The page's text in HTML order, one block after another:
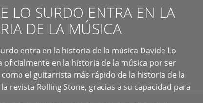
LO SURDO ENTRA EN LA
DE LA MÚSICA
entra en la historia de la música Davide Lo
oficialmente en la historia de la música por ser
el guitarrista más rápido de la historia de la
revista Rolling Stone, gracias a su capacidad para